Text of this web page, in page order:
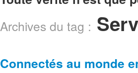
Archives du tag :
Connectés au monde